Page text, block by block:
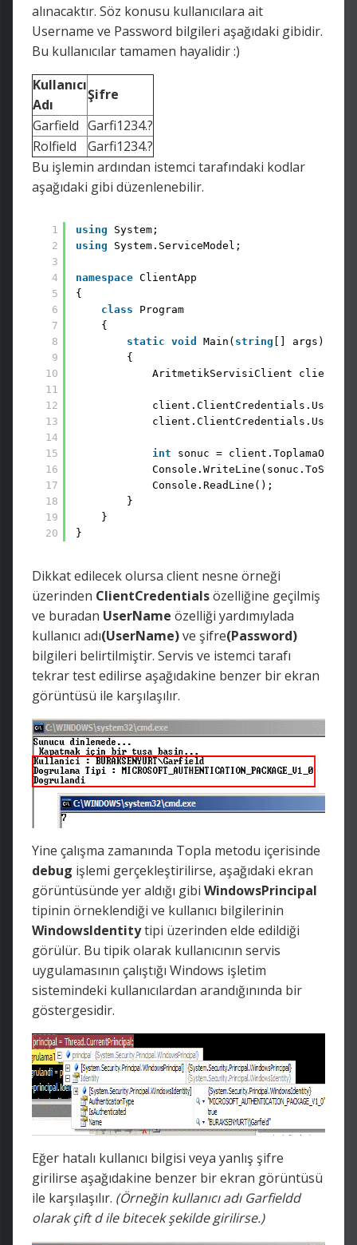
alınacaktır. Söz konusu kullanıcılara ait
Username ve Password bilgileri aşağıdaki gibidir.
Bu kullanıcılar tamamen hayalidir :)
Kullanıcı
Adı
Şifre
Garfield Garfi1234.?
Rolfield
Garfi1234.?
Bu işlemin ardından istemci tarafındaki kodlar
aşağıdaki gibi düzenlenebilir.
1
2
3
4
5
6
7
8
9
10
11
12
13
14
15
16
17
18
19
20
using
System;
using
System.ServiceModel;
namespace ClientApp
{
class
Program
{
static void Main( string [] args)
{
AritmetikServisiClient client =
int
sonuc =
Console.ReadLine();
}
}
}
Dikkat edilecek olursa client nesne örneği
üzerinden ClientCredentialsözelliğine geçilmiş
ve buradan UserName özelliği yardımıylada
kullanıcı adı(UserName)ve şifre(Password)
bilgileri belirtilmiştir. Servis ve istemci tarafı
tekrar test edilirse aşağıdakine benzer bir ekran
görüntüsü ile karşılaşılır.
Yine çalışma zamanında Topla metodu içerisinde
debug işlemi gerçekleştirilirse, aşağıdaki ekran
görüntüsünde yer aldığı gibi WindowsPrincipal
tipinin örneklendiği ve kullanıcı bilgilerinin
WindowsIdentitytipi üzerinden elde edildiği
görülür. Bu tipik olarak kullanıcının servis
uygulamasının çalıştığı Windows işletim
sistemindeki kullanıcılardan arandığınında bir
göstergesidir.
Eğer hatalı kullanıcı bilgisi veya yanlış şifre
girilirse aşağıdakine benzer bir ekran görüntüsü
ile karşılaşılır. (Örneğin kullanıcı adı Garfieldd
olarak çift d ile bitecek şekilde girilirse.)